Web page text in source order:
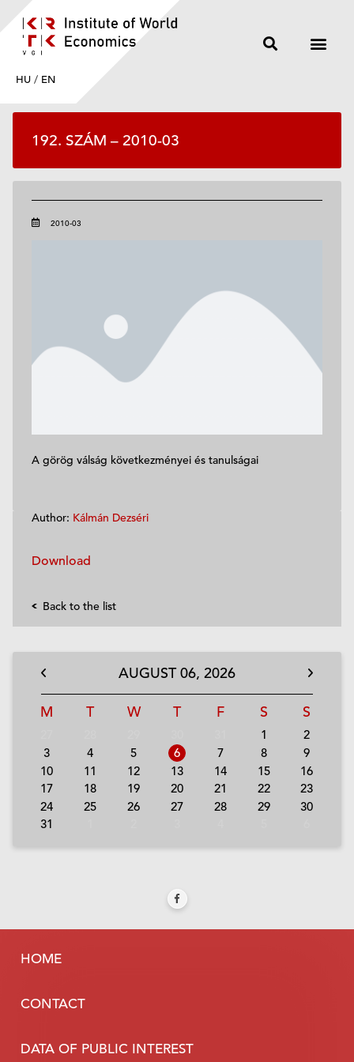
HU / EN
192. SZÁM – 2010-03
2010-03
A görög válság következményei és tanulságai
Author: Kálmán Dezséri
Download
Back to the list
AUGUST06, 2026
M T W T F S S
1
2
3
4 5 6 7 8
9
10
11 12 13 14 15
16
17
18 19 20 21 22
23
24
25 26 27 28 29
30
31
HOME
CONTACT
DATA OF PUBLIC INTEREST